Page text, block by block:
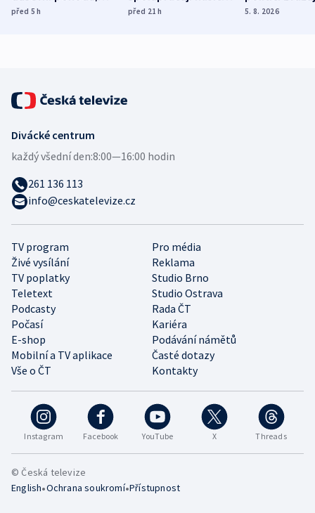
ukázala
před 5h
různých zemí
před 21h
dohodu o
5. 8. 2026
Instagram Facebook YouTube X Threads
TV program
Pro média
Živé vysílání
Reklama
TV poplatky
Studio Brno
Teletext
Studio Ostrava
Podcasty
Rada ČT
Počasí
Kariéra
E-shop
Podávání námětů
Mobilní a TV aplikace
Časté dotazy
Vše o ČT
Kontakty
Divácké centrum
každý všední den:8:00—16:00 hodin
261 136 113
info@ceskatelevize.cz
© Česká televize
English•Ochrana soukromí•Přístupnost